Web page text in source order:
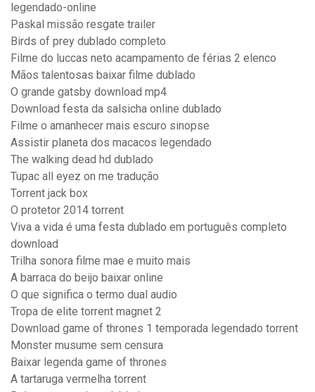
legendado-online
Paskal missão resgate trailer
Birds of prey dublado completo
Filme do luccas neto acampamento de férias 2 elenco
Mãos talentosas baixar filme dublado
O grande gatsby download mp4
Download festa da salsicha online dublado
Filme o amanhecer mais escuro sinopse
Assistir planeta dos macacos legendado
The walking dead hd dublado
Tupac all eyez on me tradução
Torrent jack box
O protetor 2014 torrent
Viva a vida é uma festa dublado em português completo
download
Trilha sonora filme mae e muito mais
A barraca do beijo baixar online
O que significa o termo dual audio
Tropa de elite torrent magnet 2
Download game of thrones 1 temporada legendado torrent
Monster musume sem censura
Baixar legenda game of thrones
A tartaruga vermelha torrent